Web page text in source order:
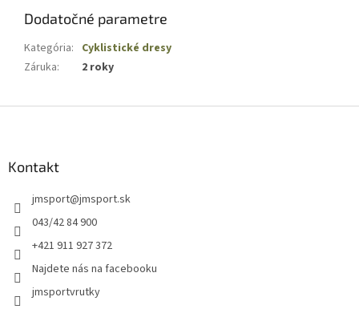
Dodatočné parametre
Kategória: Cyklistické dresy
Záruka: 2 roky
Kontakt
jmsport@jmsport.sk
043/42 84 900
+421 911 927 372
Najdete nás na facebooku
jmsportvrutky